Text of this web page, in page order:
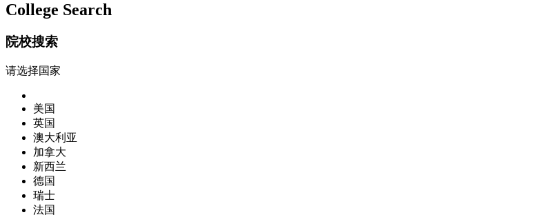
College Search
院校搜索
请选择国家
美国
英国
澳大利亚
加拿大
新西兰
德国
瑞士
法国